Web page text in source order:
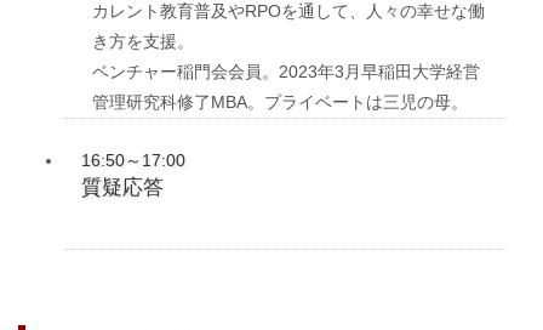
カレント教育普及やRPOを通して、人々の幸せな働
き方を支援。
ベンチャー稲門会会員。2023年3月早稲田大学経営
管理研究科修了MBA。プライベートは三児の母。
16:50～17:00
質疑応答